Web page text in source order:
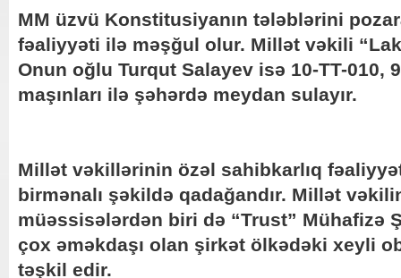
MM üzvü Konstitusiyanın tələblərini
fəaliyyəti ilə məşğul olur. Millət vəkili
Onun oğlu Turqut Salayev isə 10-TT-010,
maşınları ilə şəhərdə meydan sulayır.
Millət vəkillərinin özəl sahibkarlıq
birmənalı şəkildə qadağandır. Millət
müəssisələrdən biri də “Trust” Mühafizə
çox əməkdaşı olan şirkət ölkədəki xeyli
təşkil edir.